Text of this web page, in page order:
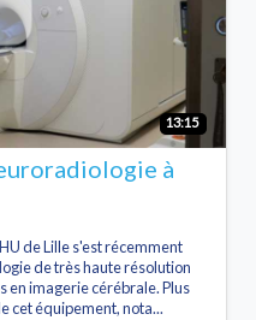
13:15
à
de Lille s'est récemment
de très haute résolution
en imagerie cérébrale. Plus
cet équipement, nota...